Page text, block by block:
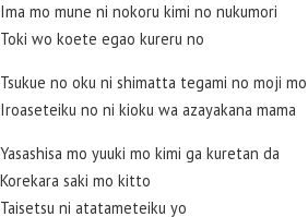
Ima mo mune ni nokoru kimi no nukumori
Toki wo koete egao kureru no
Tsukue no oku ni shimatta tegami no moji mo
Iroaseteiku no ni kioku wa azayakana mama
Yasashisa mo yuuki mo kimi ga kuretan da
Korekara saki mo kitto
Taisetsu ni atatameteiku yo